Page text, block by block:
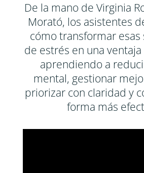
De la mano de Virginia
Morató, los asistentes
cómo transformar esas
de estrés en una
aprendiendo a
mental, gestionar
priorizar con claridad y
forma más